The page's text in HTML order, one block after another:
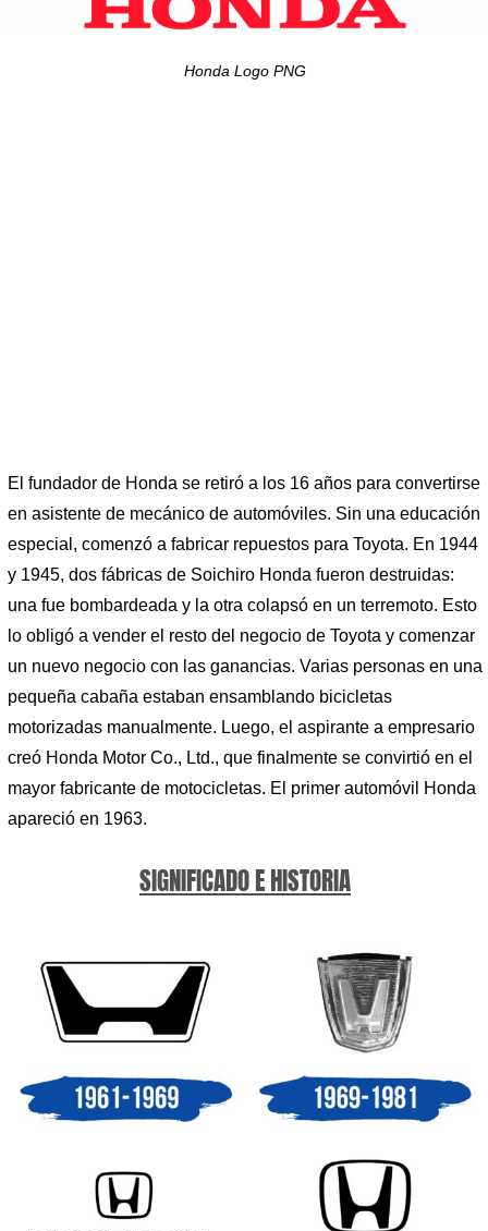
Honda Logo PNG
El fundador de Honda se retiró a los 16 años para convertirse
en asistente de mecánico de automóviles. Sin una educación
especial, comenzó a fabricar repuestos para Toyota. En 1944
y 1945, dos fábricas de Soichiro Honda fueron destruidas:
una fue bombardeada y la otra colapsó en un terremoto. Esto
lo obligó a vender el resto del negocio de Toyota y comenzar
un nuevo negocio con las ganancias. Varias personas en una
pequeña cabaña estaban ensamblando bicicletas
motorizadas manualmente. Luego, el aspirante a empresario
creó Honda Motor Co., Ltd., que finalmente se convirtió en el
mayor fabricante de motocicletas. El primer automóvil Honda
apareció en 1963.
SIGNIFICADO E HISTORIA